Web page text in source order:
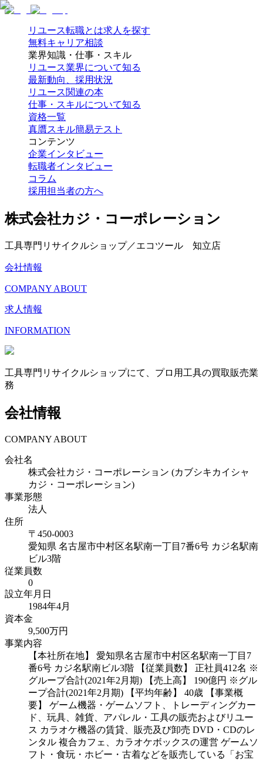
リユース転職とは求人を探す
無料キャリア相談
業界知識・仕事・スキル
リユース業界について知る
最新動向、採用状況
リユース関連の本
仕事・スキルについて知る
資格一覧
真贋スキル簡易テスト
コンテンツ
企業インタビュー
転職者インタビュー
コラム
採用担当者の方へ
株式会社カジ・コーポレーション
工具専門リサイクルショップ／エコツール 知立店
会社情報
COMPANY ABOUT
求人情報
INFORMATION
工具専門リサイクルショップにて、プロ用工具の買取販売業
務
会社情報
COMPANY ABOUT
会社名
株式会社カジ・コーポレーション (カブシキカイシャ
カジ・コーポレーション)
事業形態
法人
住所
〒 450-0003
愛知県 名古屋市中村区名駅南一丁目7番6号 カジ名駅南
ビル3階
従業員数
0
設立年月日
1984年4月
資本金
9,500万円
事業内容
【本社所在地】 愛知県名古屋市中村区名駅南一丁目7
番6号 カジ名駅南ビル3階 【従業員数】 正社員412名 ※
グループ合計(2021年2月期) 【売上高】 190億円 ※グル
ープ合計(2021年2月期) 【平均年齢】 40歳 【事業概
要】 ゲーム機器・ゲームソフト、トレーディングカー
ド、玩具、雑貨、アパレル・工具の販売およびリユー
ス カラオケ機器の賃貸、販売及び卸売 DVD・CDのレ
ンタル 複合カフェ、カラオケボックスの運営 ゲームソ
フト・食玩・ホビー・古着などを販売している「お宝